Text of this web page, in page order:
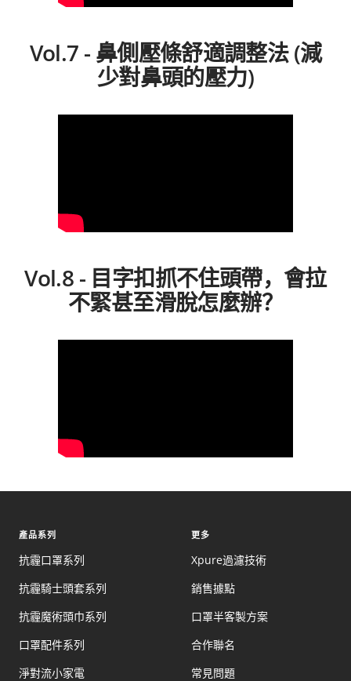
Vol.7 - 鼻側壓條舒適調整法 (減
少對鼻頭的壓力)
Vol.8 - 目字扣抓不住頭帶，會拉
不緊甚至滑脫怎麼辦？
產品系列
抗霾口罩系列
抗霾騎士頭套系列
抗霾魔術頭巾系列
口罩配件系列
淨對流小家電
更多
Xpure過濾技術
銷售據點
口罩半客製方案
合作聯名
常見問題